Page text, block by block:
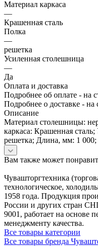
Материал каркаса
—
Крашенная сталь
Полка
—
решетка
Усиленная столешница
—
Да
Оплата и доставка
Подробнее об оплате - на
Подробнее о доставке - на
Описание
Материал столешницы:
каркаса: Крашенная
решетка; Длина, мм: 1
Вам также может
Чувашторгтехника
технологическое,
1958 года. Продукция
России и других стран
9001, работает на основе
менеджменту качества.
Все товары категории
Все товары бренда